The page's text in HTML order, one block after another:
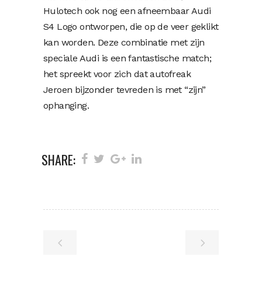
Hulotech ook nog een afneembaar Audi
S4 Logo ontworpen, die op de veer geklikt
kan worden. Deze combinatie met zijn
speciale Audi is een fantastische match;
het spreekt voor zich dat autofreak
Jeroen bijzonder tevreden is met “zijn”
ophanging.
SHARE: